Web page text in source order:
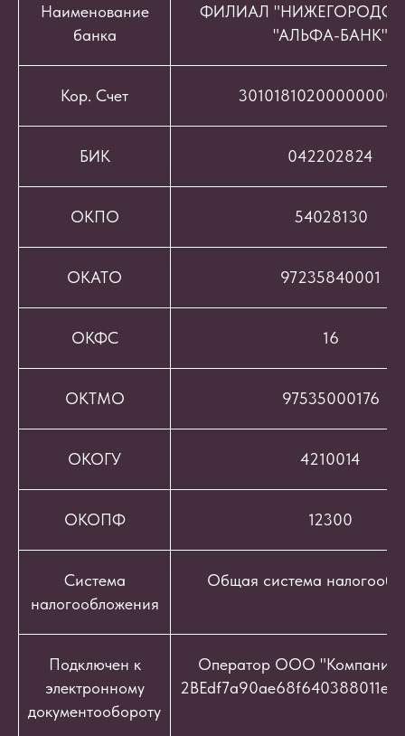
Наименование
банка
ФИЛИАЛ
"АЛЬФА-БАНК"
Кор. Счет
БИК 042202824
ОКПО 54028130
ОКАТО 97235840001
ОКФС 16
ОКТМО 97535000176
ОКОГУ 4210014
ОКОПФ 12300
Система
налогообложения
Общая система
Подключен к
электронному
документообороту
Оператор ООО "Компания